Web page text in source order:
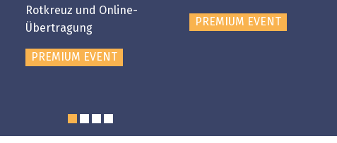
Rotkreuz und Online-
Übertragung
PREMIUM EVENT
PREMIUM EVENT